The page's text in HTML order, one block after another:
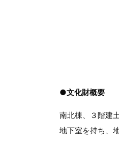
●文化財概要
南北棟、３階建
地下室を持ち、